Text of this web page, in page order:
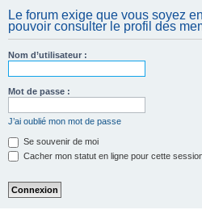
Le forum exige que vous soyez
pouvoir consulter le profil des
Nom d’utilisateur :
Mot de passe :
J’ai oublié mon mot de passe
Se souvenir de moi
Cacher mon statut en ligne pour cette